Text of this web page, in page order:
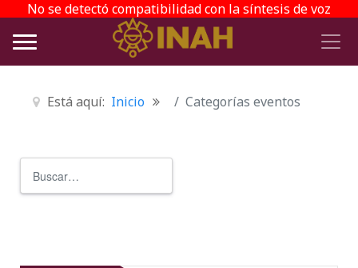
No se detectó compatibilidad con la síntesis de voz
Está aquí: Inicio Categorías eventos